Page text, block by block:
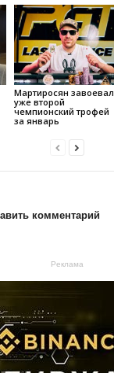
Мартиросян завоевал
уже второй
чемпионский трофей
за январь
комментарий
Реклама